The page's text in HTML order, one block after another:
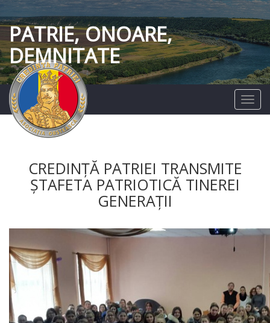
PATRIE, ONOARE,
DEMNITATE
Menu
CREDINȚĂ PATRIEI TRANSMITE
ȘTAFETA PATRIOTICĂ TINEREI
GENERAȚII